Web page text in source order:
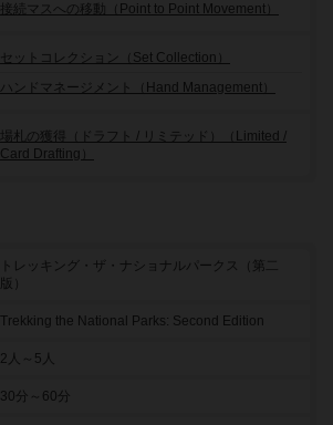
接続マスへの移動（Point to Point Movement）
セットコレクション（Set Collection）
ハンドマネージメント（Hand Management）
場札の獲得（ドラフト / リミテッド）（Limited /
Card Drafting）
トレッキング・ザ・ナショナルパークス（第二
版）
Trekking the National Parks: Second Edition
2人～5人
30分～60分